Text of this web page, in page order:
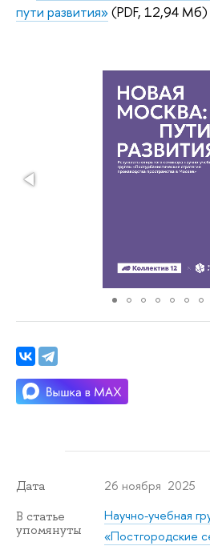
пути развития»(PDF, 12,94 Мб)
Дата 26 ноября 2025
В статье
упомянуты
Научно-учебная
«Постгородские